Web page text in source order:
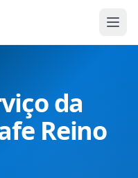
da
Reino